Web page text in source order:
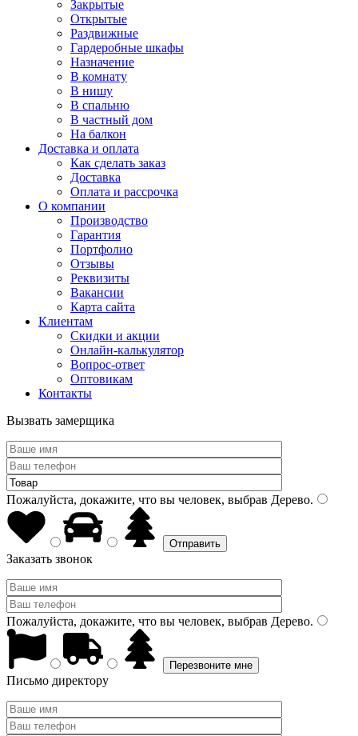
Закрытые
Открытые
Раздвижные
Гардеробные шкафы
Назначение
В комнату
В нишу
В спальню
В частный дом
На балкон
Доставка и оплата
Как сделать заказ
Доставка
Оплата и рассрочка
О компании
Производство
Гарантия
Портфолио
Отзывы
Реквизиты
Вакансии
Карта сайта
Клиентам
Скидки и акции
Онлайн-калькулятор
Вопрос-ответ
Оптовикам
Контакты
Вызвать замерщика
Пожалуйста, докажите, что вы человек, выбрав Дерево.
Заказать звонок
Пожалуйста, докажите, что вы человек, выбрав Дерево.
Письмо директору